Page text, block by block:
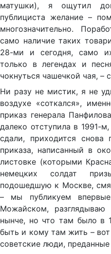
матушки), я ощутил
публициста желание –
многозначительно.
само наличие таких
28-ми и сегодня, само
только в легендах и
чокнуться чашечкой чая, –
Ни разу не мистик, я не
воздухе «соткался»,
приказ генерала
далеко отступила в 1991-
сдали, приходится снова
приказа, написанный в
листовке (которыми
немецких солдат
подошедшую к Москве,
– мы публикуем
Можайском,
нынче, но что там было в
быть и кому там жить –
советские люди,